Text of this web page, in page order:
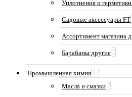
Уплотнения и
Садовые аксессуары FT
Ассортимент магазина
Барабаны другие2
Промышленная химия32
Масла и смазки7